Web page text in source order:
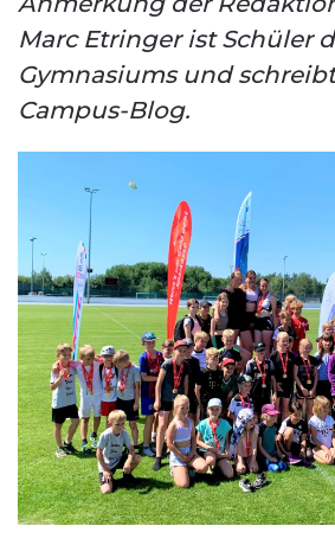
Marc Etringer ist Schüler
Gymnasiums und
Campus-Blog.